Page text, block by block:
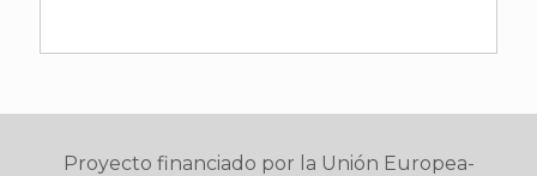
Proyecto financiado por la Unión Europea-